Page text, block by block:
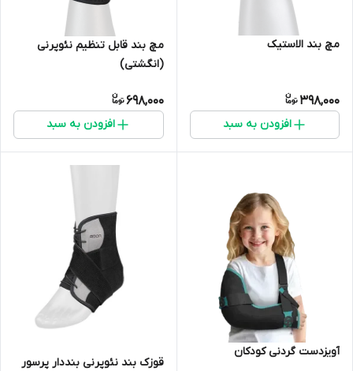
مچ بند الاستیک
398,000
افزودن به سبد
مچ بند قابل تنظیم نئوپرنی
(انگشتی)
698,000
افزودن به سبد
آویزدست گردنی کودکان
قوزک بند نئوپرنی بنددار پرسور